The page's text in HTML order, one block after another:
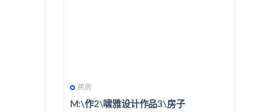
民房
M:\作2\啸雅设计作品3\房子